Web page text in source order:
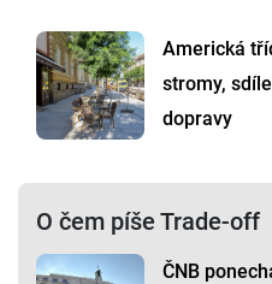
Americká
stromy,
dopravy
O čem píše Trade-off
ČNB